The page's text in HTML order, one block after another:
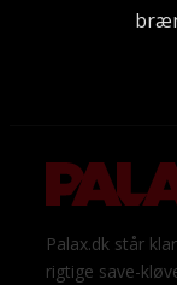
Palax.dk står
rigtige save-